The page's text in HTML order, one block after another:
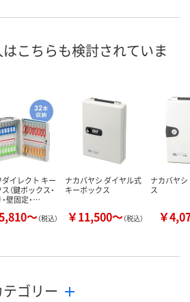
こちらも検討されていま
イレクト キー
（鍵ボックス・
壁固定・…
～（税込）
ナカバヤシ ダイヤル式
キーボックス
￥11,500～（税込）
ナカバヤ
ス
￥
ゴリー